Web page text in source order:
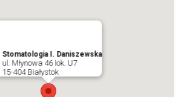
Stomatologia I. Daniszewska
ul. Młynowa 46 lok. U7
15-404 Białystok